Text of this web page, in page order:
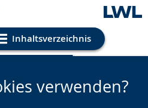
Inhaltsverzeichnis
verwenden?